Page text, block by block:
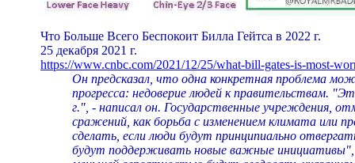
Что Больше Всего Беспокоит Билла Гейтса в 2022 г.
25 декабря 2021 г.
https://www.cnbc.com/2021/12/25/what-bill-gates-is-most-
Он предсказал, что одна конкретная проблема
прогресса: недоверие людей к правительствам.
г.", - написал он. Государственные учреждения,
сражений, как борьба с изменением климата или
сделать, если люди будут принципиально
будут поддерживать новые важные инициативы",